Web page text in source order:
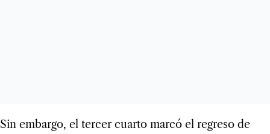
Sin embargo, el tercer cuarto marcó el regreso de